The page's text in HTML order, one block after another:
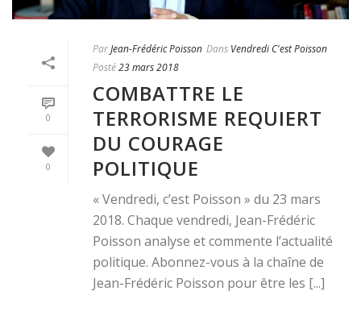
0
0
ParJean-Frédéric Poisson Dans Vendredi C'est Poisson
Posté23 mars 2018
COMBATTRE LE
TERRORISME REQUIERT
DU COURAGE
POLITIQUE
« Vendredi, c’est Poisson » du 23 mars
2018. Chaque vendredi, Jean-Frédéric
Poisson analyse et commente l’actualité
politique. Abonnez-vous à la chaîne de
Jean-Frédéric Poisson pour être les [...]